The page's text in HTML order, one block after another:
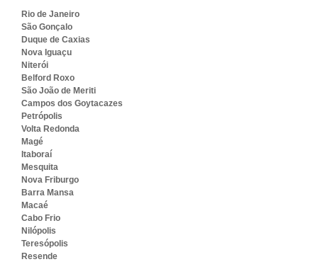
Rio de Janeiro
São Gonçalo
Duque de Caxias
Nova Iguaçu
Niterói
Belford Roxo
São João de Meriti
Campos dos Goytacazes
Petrópolis
Volta Redonda
Magé
Itaboraí
Mesquita
Nova Friburgo
Barra Mansa
Macaé
Cabo Frio
Nilópolis
Teresópolis
Resende